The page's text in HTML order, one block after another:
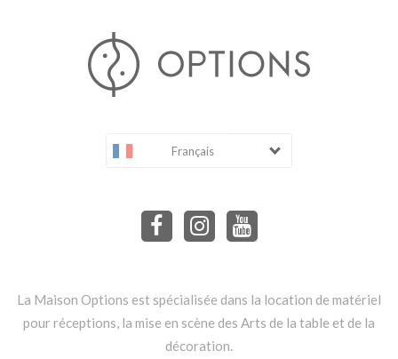
Français
La Maison Options est spécialisée dans la location de matériel
pour réceptions, la mise en scène des Arts de la table et de la
décoration.